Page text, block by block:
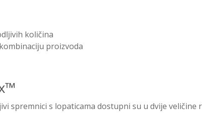
količina
proizvoda
™
spremnici s lopaticama dostupni su u dvije veličine